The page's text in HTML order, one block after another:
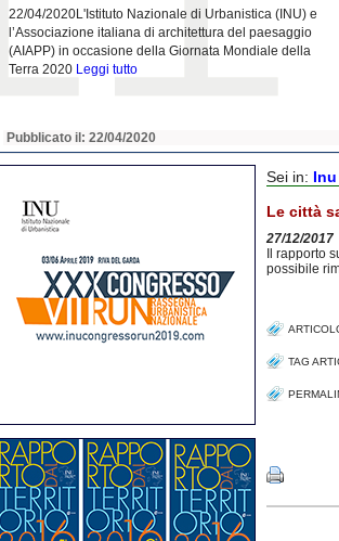
22/04/2020L'Istituto Nazionale di Urbanistica (INU) e
l’Associazione italiana di architettura del paesaggio
(AIAPP) in occasione della Giornata Mondiale della
Terra 2020 Leggi tutto
Pubblicato il: 22/04/2020
Sei in:
Le città
27/12/2017
Il rapporto
possibile
TAG